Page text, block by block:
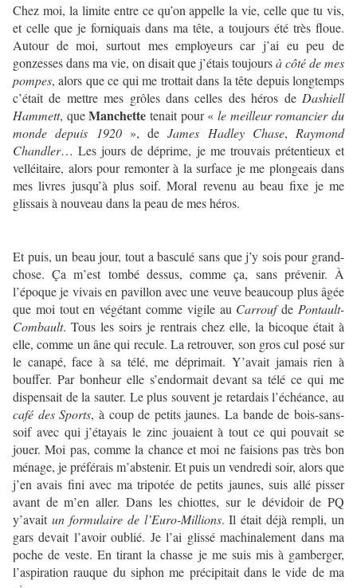
Chez moi, la limite entre ce qu’on appelle la vie, celle que tu vis,
et celle que je forniquais dans ma tête, a toujours été très floue.
Autour de moi, surtout mes employeurs car j’ai eu peu de
gonzesses dans ma vie, on disait que j’étais toujoursà côté de mes
pompes, alors que ce qui me trottait dans la tête depuis longtemps
c’était de mettre mes grôles dans celles des héros de Dashiell
Hammett, queManchettetenait pour «le meilleur romancier du
monde depuis 1920», deJames Hadley Chase, Raymond
Chandler… Les jours de déprime, je me trouvais prétentieux et
velléitaire, alors pour remonter à la surface je me plongeais dans
mes livres jusqu’à plus soif. Moral revenu au beau fixe je me
glissais à nouveau dans la peau de mes héros.
Et puis, un beau jour, tout a basculé sans que j’y sois pour grand-
chose. Ça m’est tombé dessus, comme ça, sans prévenir. À
l’époque je vivais en pavillon avec une veuve beaucoup plus âgée
que moi tout en végétant comme vigile au CarroufdePontault-
Combault. Tous les soirs je rentrais chez elle, la bicoque était à
elle, comme un âne qui recule. La retrouver, son gros cul posé sur
le canapé, face à sa télé, me déprimait. Y’avait jamais rien à
bouffer. Par bonheur elle s’endormait devant sa télé ce qui me
dispensait de la sauter. Le plus souvent je retardais l’échéance, au
café des Sports, à coup de petits jaunes. La bande de bois-sans-
soif avec qui j’étayais le zinc jouaient à tout ce qui pouvait se
jouer. Moi pas, comme la chance et moi ne faisions pas très bon
ménage, je préférais m’abstenir. Et puis un vendredi soir, alors que
j’en avais fini avec ma tripotée de petits jaunes, suis allé pisser
avant de m’en aller. Dans les chiottes, sur le dévidoir de PQ
y’avait un formulaire de l’Euro-Millions. Il était déjà rempli, un
gars devait l’avoir oublié. Je l’ai glissé machinalement dans ma
poche de veste. En tirant la chasse je me suis mis à gamberger,
l’aspiration rauque du siphon me précipitait dans le vide de ma